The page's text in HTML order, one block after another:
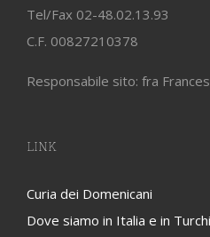
Tel/Fax 02-48.02.13.93
C.F. 00827210378
Responsabile sito: fra
LINK
Curia dei Domenicani
Dove siamo in Italia e in